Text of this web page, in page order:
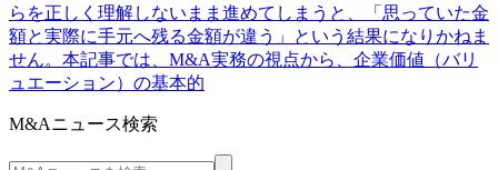
らを正しく理解しないまま進めてしまうと、「思っていた金
額と実際に手元へ残る金額が違う」という結果になりかねま
せん。本記事では、M&A実務の視点から、企業価値（バリ
ュエーション）の基本的
M&Aニュース検索